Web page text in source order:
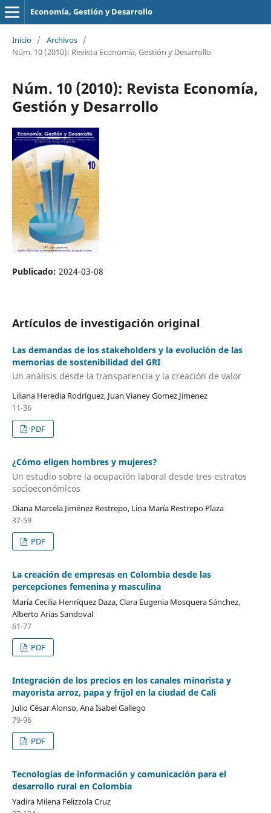
Economía, Gestión y Desarrollo
Inicio / Archivos /
Núm. 10 (2010): Revista Economía, Gestión y Desarrollo
Núm. 10 (2010): Revista Economía,
Gestión y Desarrollo
Publicado: 2024-03-08
Artículos de investigación original
Las demandas de los stakeholders y la evolución de las
memorias de sostenibilidad del GRI
Un análisis desde la transparencia y la creación de valor
Liliana Heredia Rodríguez, Juan Vianey Gomez Jimenez
11-36
PDF
¿Cómo eligen hombres y mujeres?
Un estudio sobre la ocupación laboral desde tres estratos
socioeconómicos
Diana Marcela Jiménez Restrepo, Lina María Restrepo Plaza
37-59
PDF
La creación de empresas en Colombia desde las
percepciones femenina y masculina
María Cecilia Henríquez Daza, Clara Eugenia Mosquera Sánchez,
Alberto Arias Sandoval
61-77
PDF
Integración de los precios en los canales minorista y
mayorista arroz, papa y fríjol en la ciudad de Cali
Julio César Alonso, Ana Isabel Gallego
79-96
PDF
Tecnologías de información y comunicación para el
desarrollo rural en Colombia
Yadira Milena Felizzola Cruz